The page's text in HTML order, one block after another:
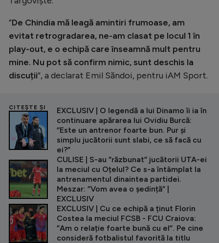
”De Chindia mă leagă amintiri frumoase, am
evitat retrogradarea, ne-am clasat pe locul 1 în
play-out, e o echipă care înseamnă mult pentru
mine. Nu pot să confirm nimic, sunt deschis la
discuții”, a declarat Emil Săndoi, pentru iAM Sport.
CITEȘTE ȘI
EXCLUSIV | O legendă a lui Dinamo îi ia în
continuare apărarea lui Ovidiu Burcă:
”Este un antrenor foarte bun. Pur și
simplu jucătorii sunt slabi, ce să facă cu
ei?”
CULISE | S-au ”răzbunat” jucătorii UTA-ei
la meciul cu Oțelul? Ce s-a întâmplat la
antrenamentul dinaintea partidei.
Meszar: ”Vom avea o ședință” |
EXCLUSIV
EXCLUSIV | Cu ce echipă a ținut Florin
Costea la meciul FCSB - FCU Craiova:
”Am o relație foarte bună cu el”. Pe cine
consideră fotbalistul favorită la titlu